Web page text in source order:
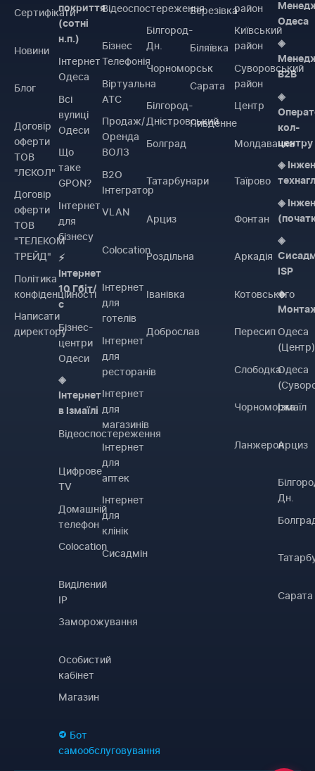
Сертифікати
Новини
Блог
Договiр
оферти
ТОВ
"ЛЄКОЛ"
Договiр
оферти
ТОВ
"ТЕЛЕКОМ
ТРЕЙД"
Політика
конфіденційності
Написати
директору
покриття
(сотні
н.п.)
Інтернет
Одеса
Всі
вулиці
Одеси
Що
таке
GPON?
Інтернет
для
бізнесу
⚡
Інтернет
10 Гбіт/
с
Бізнес-
центри
Одеси
◈
Інтернет
в Ізмаїлі
Відеоспостереження
Цифрове
TV
Домашній
телефон
Colocation
Виділений
IP
Заморожування
Особистий
кабінет
Магазин
Бот
самообслуговування
Відеоспостереження
Бізнес
Телефонія
Віртуальна
АТС
Продаж/
Оренда
ВОЛЗ
B2O
Інтегратор
VLAN
Colocation
Інтернет
для
готелів
Інтернет
для
ресторанів
Інтернет
для
магазинів
Інтернет
для
аптек
Інтернет
для
клінік
Сисадмін
Білгород-
Дн.
Чорноморськ
Білгород-
Дністровський
Болград
Татарбунари
Арциз
Роздільна
Іванівка
Доброслав
Березівка
Біляївка
Сарата
Пивденне
район
Київський
район
Суворовський
район
Центр
Молдаванка
Таїрово
Фонтан
Аркадія
Котовського
Пересип
Слободка
Чорноморка
Ланжерон
Одеса
◈
B2B
◈
кол-
центру
◈
◈
◈
ISP
◈
Одеса
(Центр)
Одеса
Ізмаїл
Арциз
Дн.
Сарата